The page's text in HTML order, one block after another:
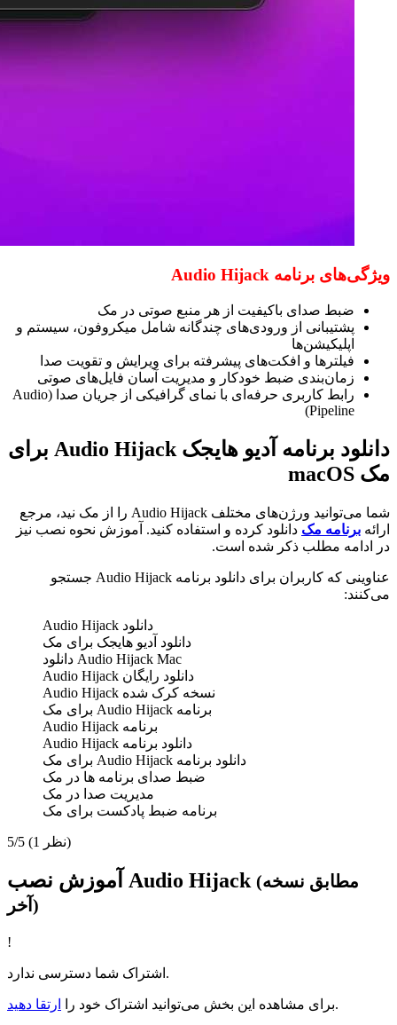
ویژگی‌های برنامه Audio Hijack
ضبط صدای باکیفیت از هر منبع صوتی در مک
پشتیبانی از ورودی‌های چندگانه شامل میکروفون، سیستم و
اپلیکیشن‌ها
فیلترها و افکت‌های پیشرفته برای ویرایش و تقویت صدا
زمان‌بندی ضبط خودکار و مدیریت آسان فایل‌های صوتی
رابط کاربری حرفه‌ای با نمای گرافیکی از جریان صدا (Audio
Pipeline)
دانلود برنامه آدیو هایجک Audio Hijack برای
مک macOS
شما می‌توانید ورژن‌های مختلف Audio Hijack را از مک نید، مرجع
ارائه برنامه مک دانلود کرده و استفاده کنید. آموزش نحوه نصب نیز
در ادامه مطلب ذکر شده است.
عناوینی که کاربران برای دانلود برنامه Audio Hijack جستجو
می‌کنند:
دانلود Audio Hijack
دانلود آدیو هایجک برای مک
Audio Hijack Mac دانلود
دانلود رایگان Audio Hijack
نسخه کرک شده Audio Hijack
برنامه Audio Hijack برای مک
برنامه Audio Hijack
دانلود برنامه Audio Hijack
دانلود برنامه Audio Hijack برای مک
ضبط صدای برنامه ها در مک
مدیریت صدا در مک
برنامه ضبط پادکست برای مک
5/5 (1 نظر)
آموزش نصب Audio Hijack (مطابق نسخه
آخر)
!
اشتراک شما دسترسی ندارد.
برای مشاهده این بخش می‌توانید اشتراک خود را ارتقا دهید .